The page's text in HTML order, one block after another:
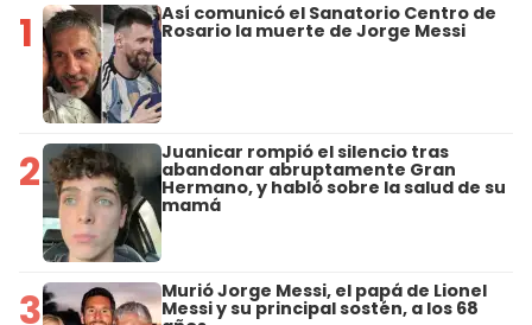
1 Así comunicó el Sanatorio Centro de
Rosario la muerte de Jorge Messi
2 Juanicar rompió el silencio tras
abandonar abruptamente Gran
Hermano, y habló sobre la salud de su
mamá
3 Murió Jorge Messi, el papá de Lionel
Messi y su principal sostén, a los 68